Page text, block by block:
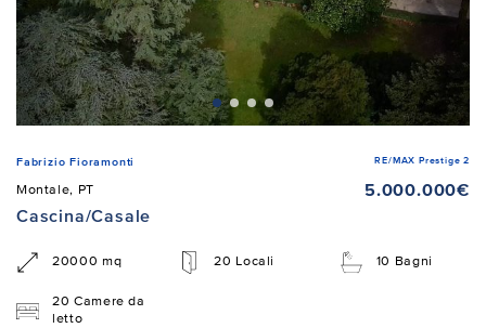
Fabrizio Fioramonti RE/MAX Prestige 2
Montale, PT
5.000.000€
Cascina/Casale
20000 mq 20 Locali 10 Bagni
20 Camere da
letto